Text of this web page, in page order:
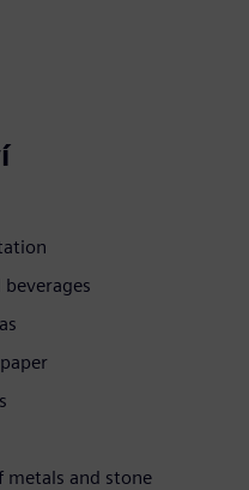
beverages
metals and stone